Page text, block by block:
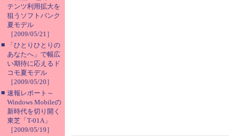
テンツ利用拡大を
狙うソフトバンク
夏モデル
［2009/05/21］
■
「ひとりひとりの
あなたへ」で幅広
い期待に応えるド
コモ夏モデル
［2009/05/20］
■ 速報レポート～
Windows Mobileの
新時代を切り開く
東芝「T-01A」
［2009/05/19］